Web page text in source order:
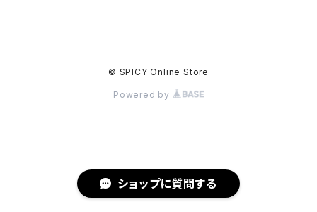
© SPICY Online Store
Powered by
ショップに質問する